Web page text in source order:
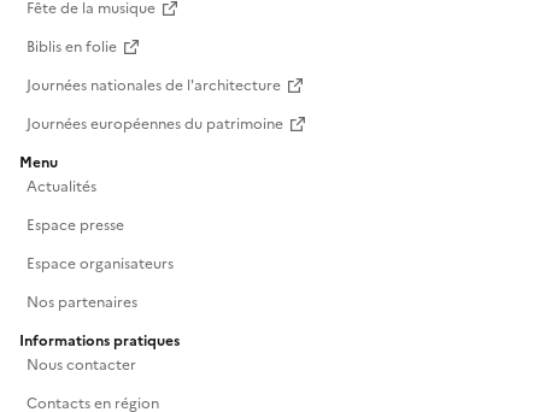
Fête de la musique
Biblis en folie
Journées nationales de l'architecture
Journées européennes du patrimoine
Menu
Actualités
Espace presse
Espace organisateurs
Nos partenaires
Informations pratiques
Nous contacter
Contacts en région